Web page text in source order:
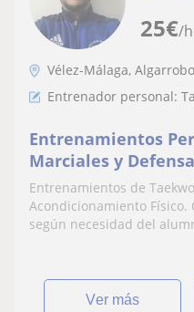
25€/h
Vélez-Málaga,
Entrenador personal:
Entrenamientos
Marciales y
Entrenamientos de
Acondicionamiento Físico.
según necesidad del
ver más